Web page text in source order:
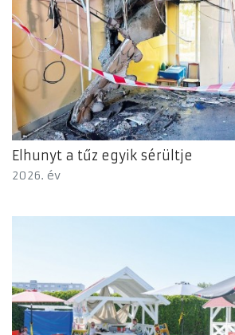
Elhunyt a tűz egyik sérültje
2026. év